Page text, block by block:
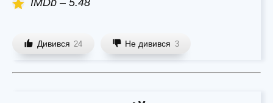
Дивився 24 Не дивився 3